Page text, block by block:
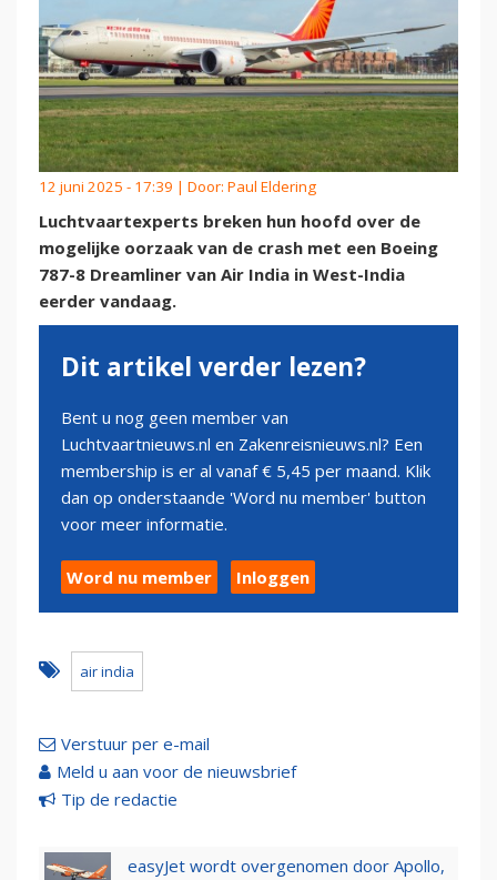
12 juni 2025 - 17:39 | Door: Paul Eldering
Luchtvaartexperts breken hun hoofd over de
mogelijke oorzaak van de crash met een Boeing
787-8 Dreamliner van Air India in West-India
eerder vandaag.
Dit artikel verder lezen?
Bent u nog geen member van
Luchtvaartnieuws.nl en Zakenreisnieuws.nl? Een
membership is er al vanaf € 5,45 per maand. Klik
dan op onderstaande 'Word nu member' button
voor meer informatie.
Word nu member Inloggen
air india
Verstuur per e-mail
Meld u aan voor de nieuwsbrief
Tip de redactie
easyJet wordt overgenomen door Apollo,